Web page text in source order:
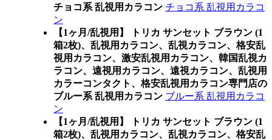
チョコ系 乱視用カラコン チョコ系 乱視用カラコ
ン
【1ヶ月/乱視用】 トリカ サンセット ブラウン (1
箱2枚)、乱視用カラコン、乱視カラコン、格安乱
視用カラコン、激安乱視用カラコン、韓国乱視カ
ラコン、遠視用カラコン、遠視カラコン、乱視用
カラーコンタクト、格安乱視用カラコン専門店の
ブルー系 乱視用カラコン ブルー系 乱視用カラコ
ン
【1ヶ月/乱視用】 トリカ サンセット ブラウン (1
箱2枚)、乱視用カラコン、乱視カラコン、格安乱